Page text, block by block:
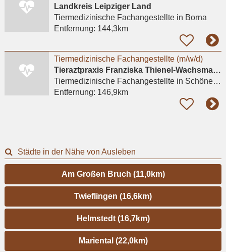
Landkreis Leipziger Land
Tiermedizinische Fachangestelltein Borna
Entfernung: 144,3km
Tiermedizinische Fachangestellte (m/w/d)
Tieraztpraxis Franziska Thienel-Wachsmann
Tiermedizinische Fachangestelltein Schönewalde
Entfernung: 146,9km
Städte in der Nähe von Ausleben
Am Großen Bruch (11,0km)
Twieflingen (16,6km)
Helmstedt (16,7km)
Mariental (22,0km)